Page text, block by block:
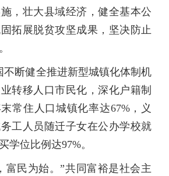
，壮大县域经济，健全基本公
拓展脱贫攻坚成果，坚决防止
断健全推进新型城镇化体制机
转移人口市民化，深化户籍制
常住人口城镇化率达67%，义
工人员随迁子女在公办学校就
学位比例达97%。
民为始。”共同富裕是社会主